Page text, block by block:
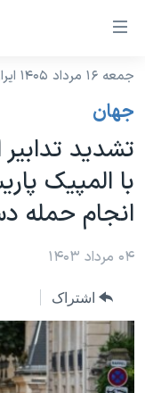
لینکهای
دسترسی
جهش
محتوای
اصلی
جهش
به
صفحه
جهش
به
جستجو
نسخه سبک وب‌سایت
موضوع ها
ایران
آمریکا
جهان
ورزشی
گزیده‌ها
ویژه برنامه‌ها
ویدیوها
برنامه های
جدول برنامه ها
صفحه‌های ویژه
جام جهانی ۲۰۲۶
عملیات خشم حماسی
۲۵۰سالگی آمریکا
بایگانی برنامه‌های
فرکانس‌های صدای
پخش رادیویی
یادگیری زبان
جمعه ۱۶ مرداد ۱۴۰۵ ایران ۲۰:۴۰
جهان
تشدید
با المپیک
انجام حمله
۰۴ مرداد ۱۴۰۳
اشتراک